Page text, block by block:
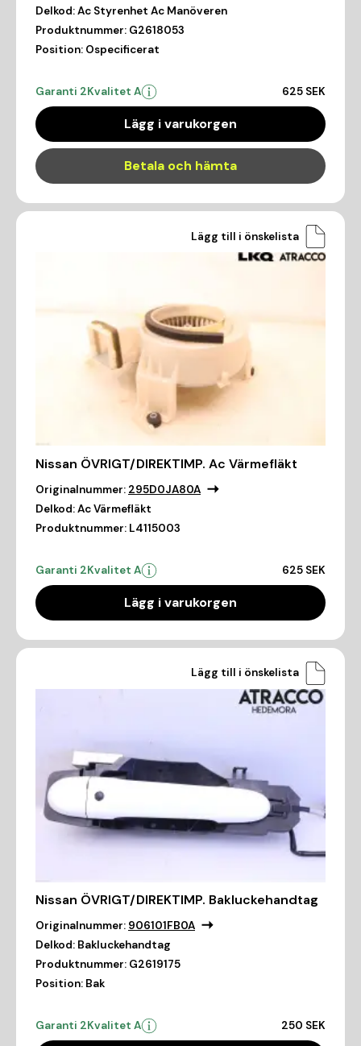
Delkod:Ac Styrenhet Ac Manöveren
Produktnummer: G2618053
Position: Ospecificerat
Garanti 2Kvalitet A 625 SEK
Lägg i varukorgen
Betala och hämta
Lägg till i önskelista
Nissan ÖVRIGT/DIREKTIMP. Ac Värmefläkt
Originalnummer: 295D0JA80A
Delkod:Ac Värmefläkt
Produktnummer: L4115003
Garanti 2Kvalitet A 625 SEK
Lägg i varukorgen
Lägg till i önskelista
Nissan ÖVRIGT/DIREKTIMP. Bakluckehandtag
Originalnummer: 906101FB0A
Delkod: Bakluckehandtag
Produktnummer: G2619175
Position: Bak
Garanti 2Kvalitet A 250 SEK